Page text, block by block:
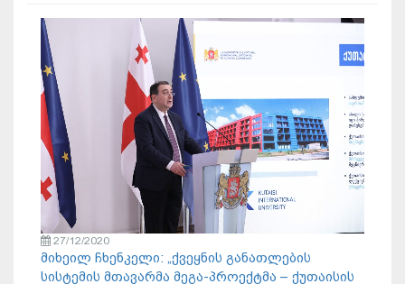
27/12/2020
მიხეილ ჩხენკელი: „ქვეყნის განათლების
სისტემის მთავარმა მეგა-პროექტმა – ქუთაისის